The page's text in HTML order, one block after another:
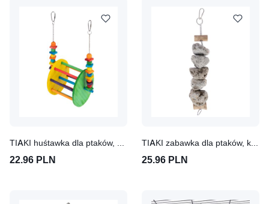
TIAKI huśtawka dla ptaków, diabelski młyn
22.96 PLN
TIAKI zabawka dla ptaków, kamienny blok
25.96 PLN